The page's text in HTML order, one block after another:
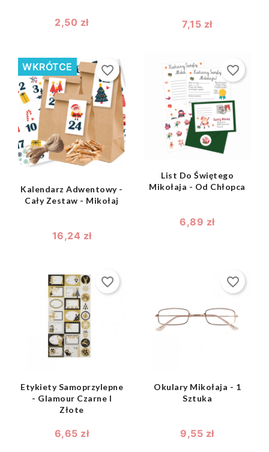
2,50 zł 7,15 zł
shopping_bag 
Kalendarz Adwentowy -
Cały Zestaw - Mikołaj
16,24 zł
WKRÓTCE favorite_border
shopping_bag 
List Do Świętego
Mikołaja - Od Chłopca
6,89 zł
favorite_border
shopping_bag 
Etykiety Samoprzylepne
- Glamour Czarne I
Złote
6,65 zł
favorite_border
shopping_bag 
Okulary Mikołaja - 1
Sztuka
9,55 zł
favorite_border